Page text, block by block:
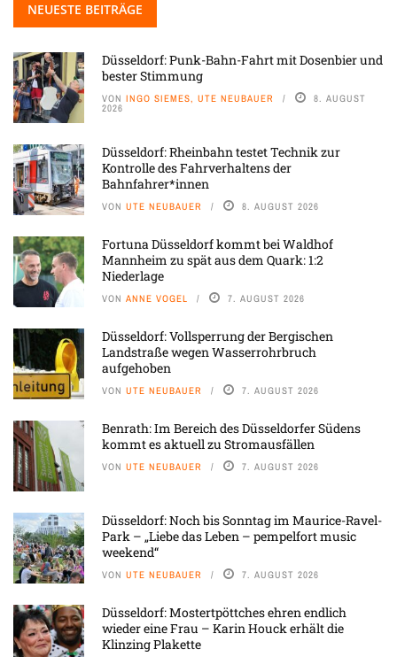
NEUESTE BEITRÄGE
Düsseldorf: Punk-Bahn-Fahrt mit Dosenbier und
bester Stimmung
VON INGO SIEMES, UTE NEUBAUER 8. AUGUST
2026
Düsseldorf: Rheinbahn testet Technik zur
Kontrolle des Fahrverhaltens der
Bahnfahrer*innen
VON UTE NEUBAUER 8. AUGUST 2026
Fortuna Düsseldorf kommt bei Waldhof
Mannheim zu spät aus dem Quark: 1:2
Niederlage
VON ANNE VOGEL 7. AUGUST 2026
Düsseldorf: Vollsperrung der Bergischen
Landstraße wegen Wasserrohrbruch
aufgehoben
VON UTE NEUBAUER 7. AUGUST 2026
Benrath: Im Bereich des Düsseldorfer Südens
kommt es aktuell zu Stromausfällen
VON UTE NEUBAUER 7. AUGUST 2026
Düsseldorf: Noch bis Sonntag im Maurice-Ravel-
Park – „Liebe das Leben – pempelfort music
weekend“
VON UTE NEUBAUER 7. AUGUST 2026
Düsseldorf: Mostertpöttches ehren endlich
wieder eine Frau – Karin Houck erhält die
Klinzing Plakette